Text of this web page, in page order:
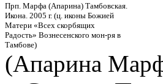
Прп. Марфа (Апарина) Тамбовская.
Икона. 2005 г. (ц. иконы Божией
Матери «Всех скорбящих
Радость» Вознесенского мон-ря в
Тамбове)
(Апарина